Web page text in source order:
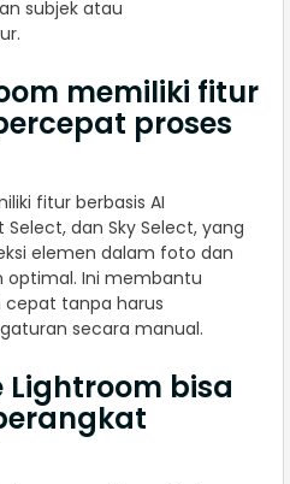
subjek atau
memiliki fitur
proses
fitur berbasis AI
dan Sky Select, yang
elemen dalam foto dan
optimal. Ini membantu
tanpa harus
secara manual.
bisa